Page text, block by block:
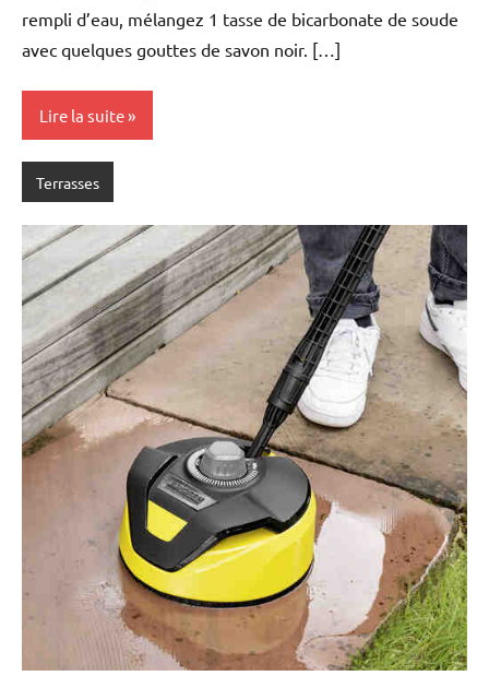
rempli d’eau, mélangez 1 tasse de bicarbonate de soude
avec quelques gouttes de savon noir. […]
Lire la suite
Terrasses